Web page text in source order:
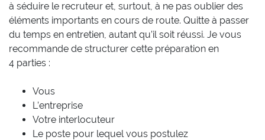
à séduire le recruteur et, surtout, à ne pas oublier des
éléments importants en cours de route. Quitte à passer
du temps en entretien, autant qu’il soit réussi. Je vous
recommande de structurer cette préparation en
4 parties :
Vous
L’entreprise
Votre interlocuteur
Le poste pour lequel vous postulez